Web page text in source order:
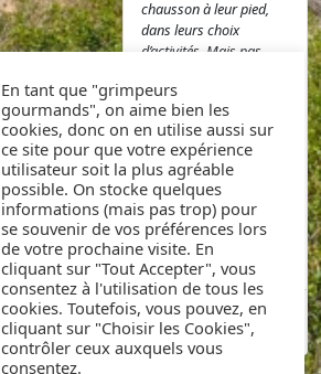
chausson à leur pied,
dans leurs choix
d’activités. Mais pas
des places et si vous
désirez nous rejoindre,
pas d’hésitation, vous
pouvez vous inscrire ici
à l’adresse suivante
Inscriptions ou nous
contacter au 07 49 55
54 77. A très bientôt !
L’équipe AS Grimper
PUBLIÉ PAR FABRICE
AGNELLO
LE 2024-09-13 17:45:17
En tant que "grimpeurs
gourmands", on aime bien les
cookies, donc on en utilise aussi sur
ce site pour que votre expérience
utilisateur soit la plus agréable
possible. On stocke quelques
informations (mais pas trop) pour
se souvenir de vos préférences lors
de votre prochaine visite. En
cliquant sur "Tout Accepter", vous
consentez à l'utilisation de tous les
cookies. Toutefois, vous pouvez, en
cliquant sur "Choisir les Cookies",
contrôler ceux auxquels vous
consentez.